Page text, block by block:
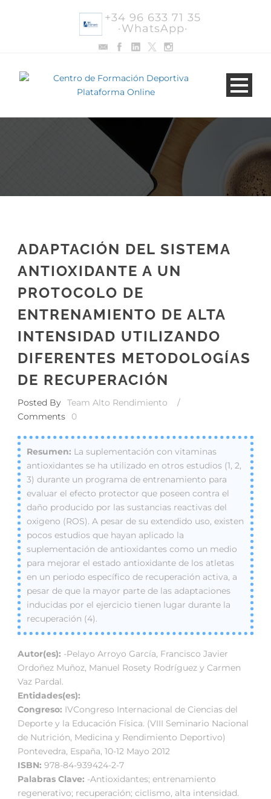
+34 96 633 71 35
·WhatsApp·
ADAPTACIÓN DEL SISTEMA
ANTIOXIDANTE A UN
PROTOCOLO DE
ENTRENAMIENTO DE ALTA
INTENSIDAD UTILIZANDO
DIFERENTES METODOLOGÍAS
DE RECUPERACIÓN
Posted By Team Alto Rendimiento
/
Comments
0
La suplementación con vitaminas
antioxidantes se ha utilizado en otros estudios (1, 2,
3) durante un programa de entrenamiento para
evaluar el efecto protector que poseen contra el
daño producido por las sustancias reactivas del
oxigeno (ROS). A pesar de su extendido uso, existen
pocos estudios que hayan aplicado la
suplementación de antioxidantes como un medio
para mejorar el estado antioxidante de los atletas
en un periodo específico de recuperación activa, a
pesar de que la mayor parte de las adaptaciones
inducidas por el ejercicio tienen lugar durante la
recuperación (4).
Autor(es): -Pelayo Arroyo García, Francisco Javier
Ordoñez Muñoz, Manuel Rosety Rodríguez y Carmen
Vaz Pardal.
Entidades(es):
Congreso: IVCongreso Internacional de Ciencias del
Deporte y la Educación Física. (VIII Seminario Nacional
de Nutrición, Medicina y Rendimiento Deportivo)
Pontevedra, España, 10-12 Mayo 2012
ISBN: 978-84-939424-2-7
Palabras Clave: -Antioxidantes; entrenamiento
regenerativo; recuperación; ciclismo, alta intensidad.